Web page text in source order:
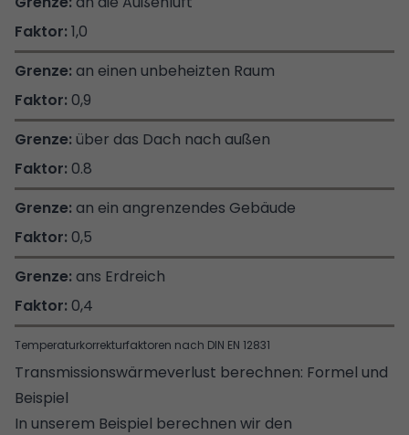
Temperaturkorrekturfaktoren nach DIN EN 12831
1,0
an einen unbeheizten Raum
0,9
über das Dach nach außen
0.8
an ein angrenzendes Gebäude
0,5
ans Erdreich
0,4
Transmissionswärmeverlust berechnen: Formel und
Beispiel
In unserem Beispiel berechnen wir den